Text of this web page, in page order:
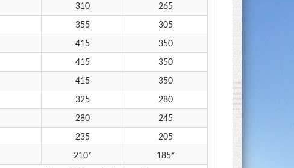
310
265
355
305
415
350
415
350
415
350
325
280
280
245
235
205
210*
185*